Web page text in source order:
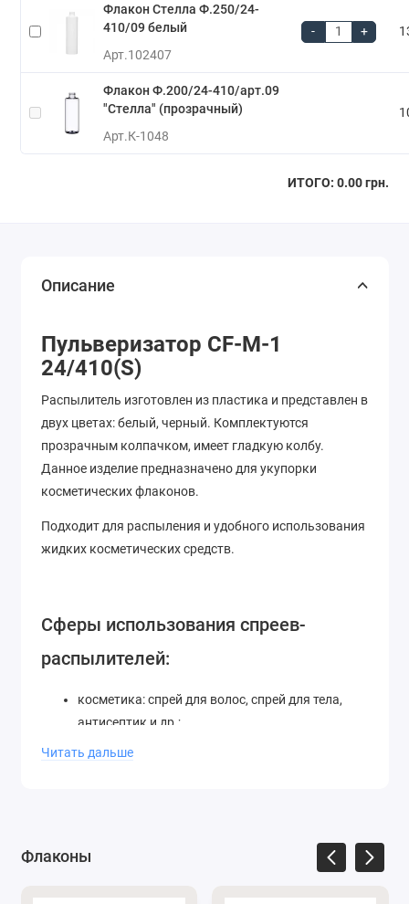
Флакон Стелла Ф.250/24-
410/09 белый
Арт.102407
- +
Флакон Ф.200/24-410/арт.09
"Стелла" (прозрачный)
Арт.К-1048
ИТОГО: 0.00 грн.
Описание
Пульверизатор CF-M-1
24/410(S)
Распылитель изготовлен из пластика и представлен в
двух цветах: белый, черный. Комплектуются
прозрачным колпачком, имеет гладкую колбу.
Данное изделие предназначено для укупорки
косметических флаконов.
Подходит для распыления и удобного использования
жидких косметических средств.
Сферы использования спреев-
распылителей:
косметика: спрей для волос, спрей для тела,
антисептик и др.;
распылителя и флакона необходимо обращать
Читать дальше
Флаконы